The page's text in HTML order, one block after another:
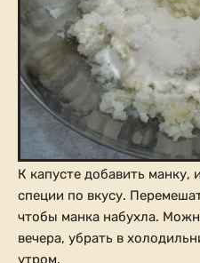
К капусте добавить манку,
специи по вкусу.
чтобы манка набухла.
вечера, убрать в
утром.